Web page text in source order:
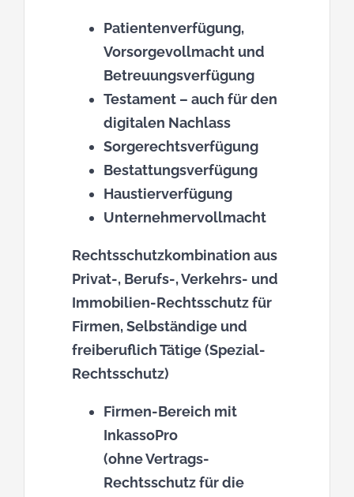
Patientenverfügung,
Vorsorgevollmacht und
Betreuungsverfügung
Testament – auch für den
digitalen Nachlass
Sorgerechtsverfügung
Bestattungsverfügung
Haustierverfügung
Unternehmervollmacht
Rechtsschutzkombination aus
Privat-, Berufs-, Verkehrs- und
Immobilien-Rechtsschutz für
Firmen, Selbständige und
freiberuflich Tätige (Spezial-
Rechtsschutz)
Firmen-Bereich mit
InkassoPro
(ohne Vertrags-
Rechtsschutz für die